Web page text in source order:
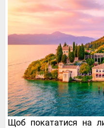
Щоб покататися на